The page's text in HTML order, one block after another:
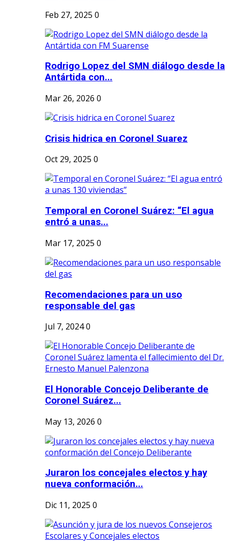
Feb 27, 2025 0
Rodrigo Lopez del SMN diálogo desde la
Antártida con...
Mar 26, 2026 0
Crisis hidrica en Coronel Suarez
Oct 29, 2025 0
Temporal en Coronel Suárez: “El agua
entró a unas...
Mar 17, 2025 0
Recomendaciones para un uso
responsable del gas
Jul 7, 20240
El Honorable Concejo Deliberante de
Coronel Suárez...
May 13, 2026 0
Juraron los concejales electos y hay
nueva conformación...
Dic 11, 2025 0